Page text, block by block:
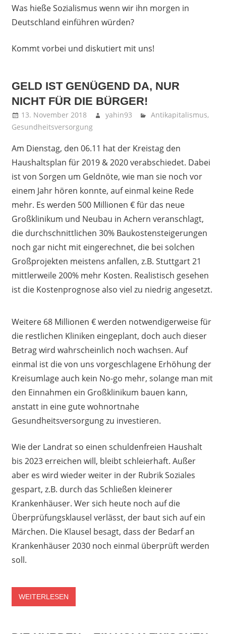
Was hieße Sozialismus wenn wir ihn morgen in
Deutschland einführen würden?
Kommt vorbei und diskutiert mit uns!
GELD IST GENÜGEND DA, NUR
NICHT FÜR DIE BÜRGER!
13. November 2018 yahin93 Antikapitalismus,
Gesundheitsversorgung
Am Dienstag, den 06.11 hat der Kreistag den
Haushaltsplan für 2019 & 2020 verabschiedet. Dabei
ist von Sorgen um Geldnöte, wie man sie noch vor
einem Jahr hören konnte, auf einmal keine Rede
mehr. Es werden 500 Millionen € für das neue
Großklinikum und Neubau in Achern veranschlagt,
die durchschnittlichen 30% Baukostensteigerungen
noch gar nicht mit eingerechnet, die bei solchen
Großprojekten meistens anfallen, z.B. Stuttgart 21
mittlerweile 200% mehr Kosten. Realistisch gesehen
ist die Kostenprognose also viel zu niedrig angesetzt.
Weitere 68 Millionen € werden notwendigerweise für
die restlichen Kliniken eingeplant, doch auch dieser
Betrag wird wahrscheinlich noch wachsen. Auf
einmal ist die von uns vorgeschlagene Erhöhung der
Kreisumlage auch kein No-go mehr, solange man mit
den Einnahmen ein Großklinikum bauen kann,
anstatt in eine gute wohnortnahe
Gesundheitsversorgung zu investieren.
Wie der Landrat so einen schuldenfreien Haushalt
bis 2023 erreichen will, bleibt schleierhaft. Außer
aber es wird wieder weiter in der Rubrik Soziales
gespart, z.B. durch das Schließen kleinerer
Krankenhäuser. Wer sich heute noch auf die
Überprüfungsklausel verlässt, der baut sich auf ein
Märchen. Die Klausel besagt, dass der Bedarf an
Krankenhäuser 2030 noch einmal überprüft werden
soll.
WEITERLESEN